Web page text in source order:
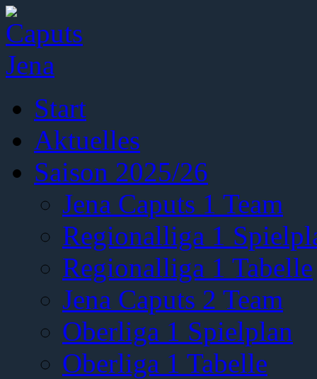
Start
Aktuelles
Saison 2025/26
Jena Caputs 1 Team
Regionalliga 1
Regionalliga 1 Tabelle
Jena Caputs 2 Team
Oberliga 1 Spielplan
Oberliga 1 Tabelle